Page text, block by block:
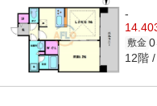
-
敷金 0
12階